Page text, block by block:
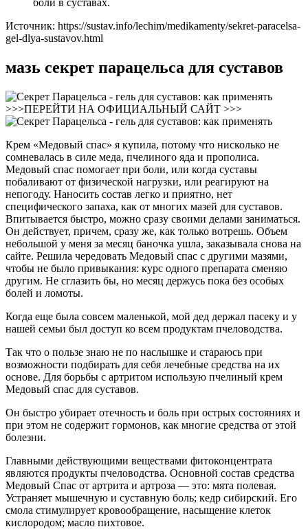
боли в суставах.
Источник: https://sustav.info/lechim/medikamenty/sekret-paracelsa-
gel-dlya-sustavov.html
мазь секрет парацельса для суставов
>>>ПЕРЕЙТИ НА ОФИЦИАЛЬНЫЙ САЙТ >>>
Крем «Медовый спас» я купила, потому что нисколько не
сомневалась в силе меда, пчелиного яда и прополиса.
Медовый спас помогает при боли, или когда суставы
побаливают от физической нагрузки, или реагируют на
непогоду. Наносить состав легко и приятно, нет
специфического запаха, как от многих мазей для суставов.
Впитывается быстро, можно сразу своими делами заниматься.
Он действует, причем, сразу же, как только вотрешь. Объем
небольшой у меня за месяц баночка ушла, заказывала снова на
сайте. Решила чередовать Медовый спас с другими мазями,
чтобы не было привыкания: курс одного препарата сменяю
другим. Не сглазить бы, но месяц держусь пока без особых
болей и ломоты.
Когда еще была совсем маленькой, мой дед держал пасеку и у
нашей семьи был доступ ко всем продуктам пчеловодства.
Так что о пользе знаю не по наслышке и стараюсь при
возможности подбирать для себя лечебные средства на их
основе. Для борьбы с артритом использую пчелиный крем
Медовый спас для суставов.
Он быстро убирает отечность и боль при острых состояниях и
при этом не содержит гормонов, как многие средства от этой
болезни.
Главными действующими веществами фитоконцентрата
являются продукты пчеловодства. Основной состав средства
Медовый Спас от артрита и артроза — это: мята полевая.
Устраняет мышечную и суставную боль; кедр сибирский. Его
смола стимулирует кровообращение, насыщение клеток
кислородом; масло пихтовое.